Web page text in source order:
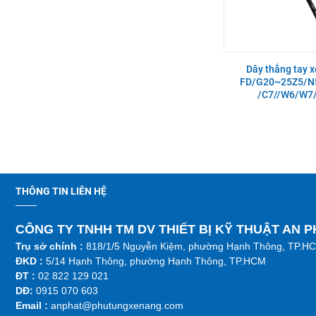
Trục khuỷu xe nâng Toyota 2J
C240PKJ
C240PKJ | AP-Z-5-1-00003780
CPC(D)10-30,CPD10-
Dây thắng tay
FD/G20~25Z5/
/C7//W6/
THÔNG TIN LIÊN HỆ
CÔNG TY TNHH TM DV THIẾT BỊ KỸ THUẬT AN
Trụ sở chính : 818/1/5 Nguyễn Kiệm, phường Hạnh Thông,
ĐKD : 5/14 Hạnh Thông, phường Hạnh Thông, TP.HCM
ĐT : 02 822 129 021
DĐ: 0915 070 603
Email : anphat@phutungxenang.com